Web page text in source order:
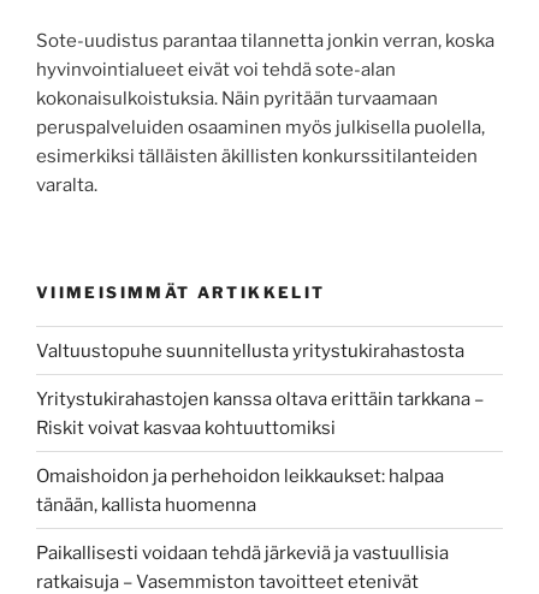
Sote-uudistus parantaa tilannetta jonkin verran, koska
hyvinvointialueet eivät voi tehdä sote-alan
kokonaisulkoistuksia. Näin pyritään turvaamaan
peruspalveluiden osaaminen myös julkisella puolella,
esimerkiksi tälläisten äkillisten konkurssitilanteiden
varalta.
VIIMEISIMMÄT ARTIKKELIT
Valtuustopuhe suunnitellusta yritystukirahastosta
Yritystukirahastojen kanssa oltava erittäin tarkkana –
Riskit voivat kasvaa kohtuuttomiksi
Omaishoidon ja perhehoidon leikkaukset: halpaa
tänään, kallista huomenna
Paikallisesti voidaan tehdä järkeviä ja vastuullisia
ratkaisuja – Vasemmiston tavoitteet etenivät